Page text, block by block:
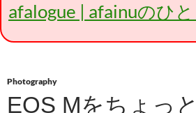
afalogue | afainuのひ
Photography
EOS Mをちょっ